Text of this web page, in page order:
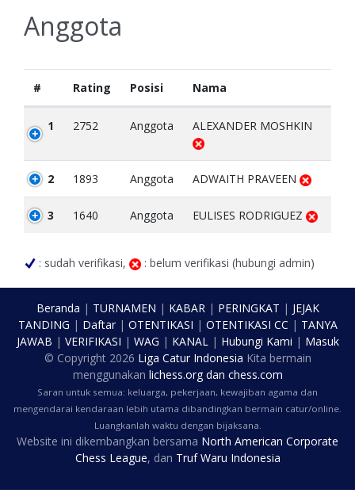
Anggota
# Rating Posisi Nama
1 2752 Anggota ALEXANDER MOSHKIN
2 1893 Anggota ADWAITH PRAVEEN
3 1640 Anggota EULISES RODRIGUEZ
: sudah verifikasi, : belum verifikasi (hubungi admin)
Beranda | TURNAMEN | KABAR| PERINGKAT | JEJAK
TANDING | Daftar| OTENTIKASI | OTENTIKASI CC | TANYA
JAWAB | VERIFIKASI | WAG | KANAL| Hubungi Kami | Masuk
© Copyright 2026 Liga Catur Indonesia Kita bermain
menggunakan lichess.orgdan chess.com
Saran untuk semua: keluarga, pekerjaan, kewajiban agama dan
mengendarai kendaraan lebih utama dibandingkan bermain catur/online.
Luangkanlah waktu dengan bijaksana.
Website ini dikembangkan bersama North American Corporate
Chess League, dan Truf Waru Indonesia